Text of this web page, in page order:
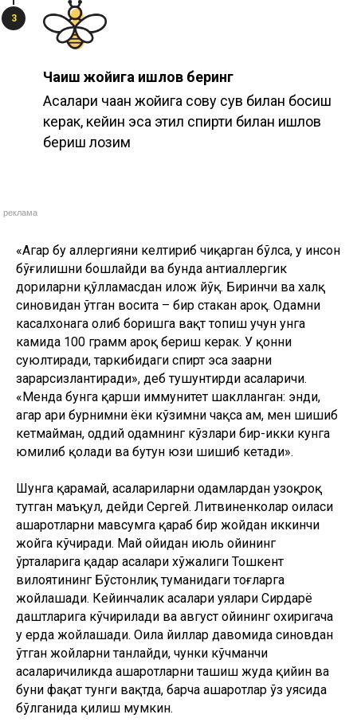
3
Чақиш жойига ишлов беринг
Асалари чаққан жойига совуқ сув билан босиш
керак, кейин эса этил спирти билан ишлов
бериш лозим
реклама
«Агар бу аллергияни келтириб чиқарган бўлса, у инсон
бўғилишни бошлайди ва бунда антиаллергик
дориларни қўлламасдан илож йўқ. Биринчи ва халқ
синовидан ўтган восита – бир стакан ароқ. Одамни
касалхонага олиб боришга вақт топиш учун унга
камида 100 грамм ароқ бериш керак. У қонни
суюлтиради, таркибидаги спирт эса заҳарни
зарарсизлантиради», деб тушунтирди асаларичи.
«Менда бунга қарши иммунитет шаклланган: энди,
агар ари бурнимни ёки кўзимни чақса ҳам, мен шишиб
кетмайман, оддий одамнинг кўзлари бир-икки кунга
юмилиб қолади ва бутун юзи шишиб кетади».
Шунга қарамай, асалариларни одамлардан узоқроқ
тутган маъқул, дейди Сергей. Литвиненколар оиласи
ҳашаротларни мавсумга қараб бир жойдан иккинчи
жойга кўчиради. Май ойидан июль ойининг
ўрталарига қадар асалари хўжалиги Тошкент
вилоятининг Бўстонлиқ туманидаги тоғларга
жойлашади. Кейинчалик асалари уялари Сирдарё
даштларига кўчирилади ва август ойининг охиригача
у ерда жойлашади. Оила йиллар давомида синовдан
ўтган жойларни танлайди, чунки кўчманчи
асаларичиликда ҳашаротларни ташиш жуда қийин ва
буни фақат тунги вақтда, барча ҳашаротлар ўз уясида
бўлганида қилиш мумкин.